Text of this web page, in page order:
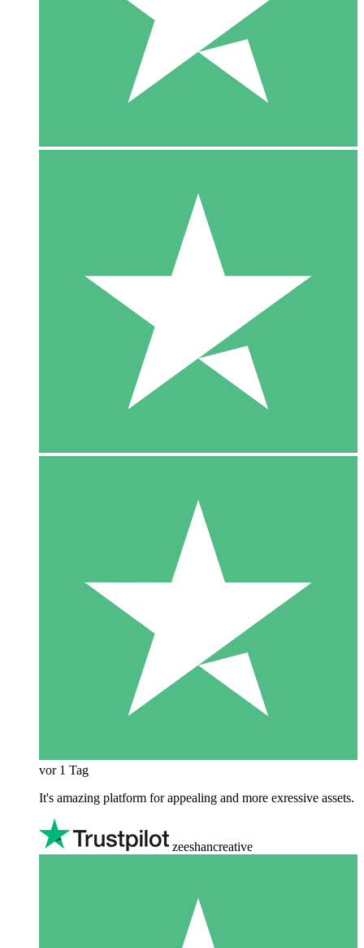
vor 1 Tag
It's amazing platform for appealing and more exressive assets.
zeeshancreative